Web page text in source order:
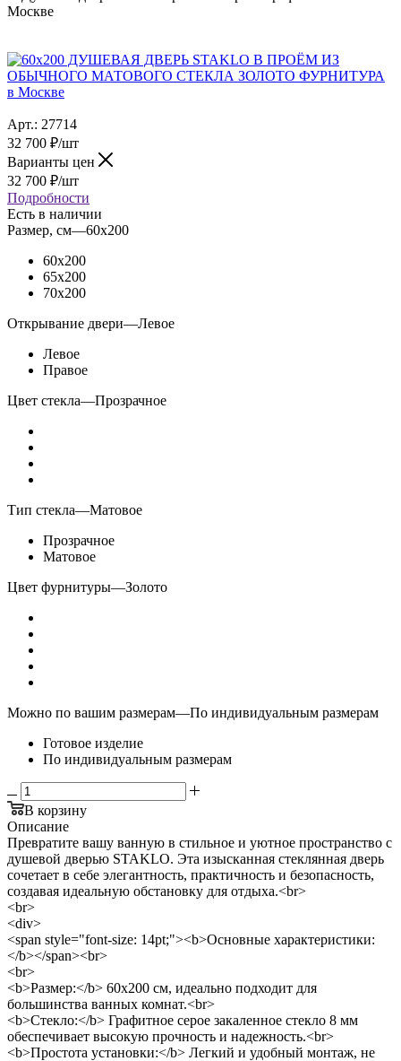
Москве
Арт.: 27714
32 700 ₽/шт
Варианты цен
32 700 ₽/шт
Подробности
Есть в наличии
Размер, см—60x200
60x200
65x200
70x200
Открывание двери—Левое
Левое
Правое
Цвет стекла—Прозрачное
Тип стекла—Матовое
Прозрачное
Матовое
Цвет фурнитуры—Золото
Можно по вашим размерам—По индивидуальным размерам
Готовое изделие
По индивидуальным размерам
В корзину
Описание
Превратите вашу ванную в стильное и уютное пространство с
душевой дверью STAKLO. Эта изысканная стеклянная дверь
сочетает в себе элегантность, практичность и безопасность,
создавая идеальную обстановку для отдыха.<br>
<br>
<div>
<span style="font-size: 14pt;"><b>Основные характеристики:
</b></span><br>
<br>
<b>Размер:</b> 60x200 см, идеально подходит для
большинства ванных комнат.<br>
<b>Стекло:</b> Графитное серое закаленное стекло 8 мм
обеспечивает высокую прочность и надежность.<br>
<b>Простота установки:</b> Легкий и удобный монтаж, не